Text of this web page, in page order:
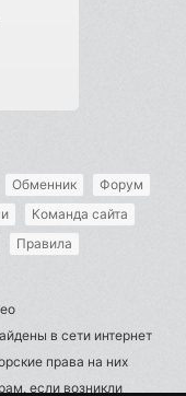
Обменник
Форум
Команда сайта
Правила
в сети интернет
права на них
если возникли